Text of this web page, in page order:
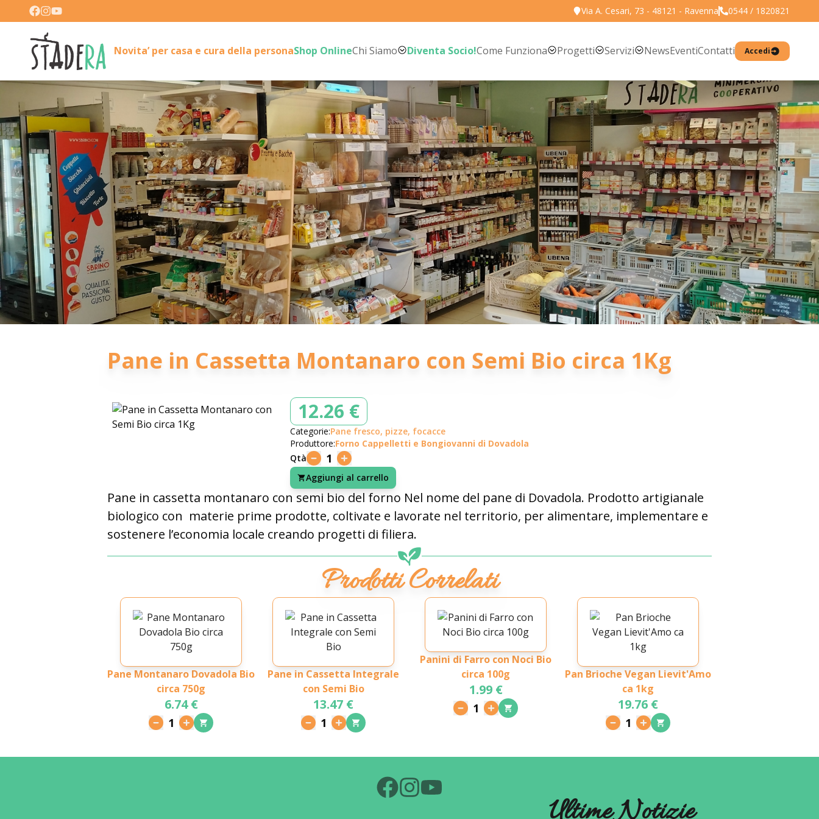
Via A. Cesari, 73 - 48121 - Ravenna 0544 / 1820821
Novita’ per casa e cura della personaShop OnlineChi Siamo Diventa Socio!Come Funziona Progetti Servizi NewsEventiContatti Accedi
Pane in Cassetta Montanaro con Semi Bio circa 1Kg
12.26 €
Categorie:Pane fresco, pizze, focacce
Produttore:Forno Cappelletti e Bongiovanni di Dovadola
Qtà
1
Aggiungi al carrello
Pane in cassetta montanaro con semi bio del forno Nel nome del pane di Dovadola. Prodotto artigianale
biologico con materie prime prodotte, coltivate e lavorate nel territorio, per alimentare, implementare e
sostenere l’economia locale creando progetti di filiera.
Prodotti Correlati
Pane Montanaro Dovadola Bio
circa 750g
6.74 €
1
Pane in Cassetta Integrale
con Semi Bio
13.47 €
1
Panini di Farro con Noci Bio
circa 100g
1.99 €
1
Pan Brioche Vegan Lievit'Amo
ca 1kg
19.76 €
1